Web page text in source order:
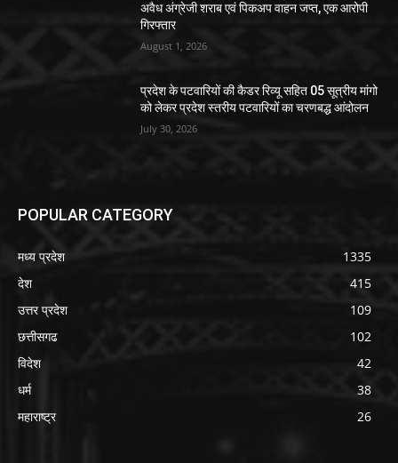
अवैध अंग्रेजी शराब एवं पिकअप वाहन जप्त, एक आरोपी
गिरफ्तार
August 1, 2026
प्रदेश के पटवारियों की कैडर रिव्यू सहित 05 सूत्रीय मांगो
को लेकर प्रदेश स्तरीय पटवारियों का चरणबद्ध आंदोलन
July 30, 2026
POPULAR CATEGORY
मध्य प्रदेश
1335
देश
415
उत्तर प्रदेश
109
छत्तीसगढ
102
विदेश
42
धर्म
38
महाराष्ट्र
26